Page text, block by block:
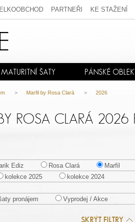
PARTNEŘI KE STAŽENÍ
MATURITNÍ ŠATY PÁNSKÉ
> Marfil by Rosa Clará > 2026
ROSA CLARÁ
Ediz Rosa Clará Marfil
kolekce 2025
kolekce 2024
pronájem Vyprodej / Akce
SKRÝT FILTRY